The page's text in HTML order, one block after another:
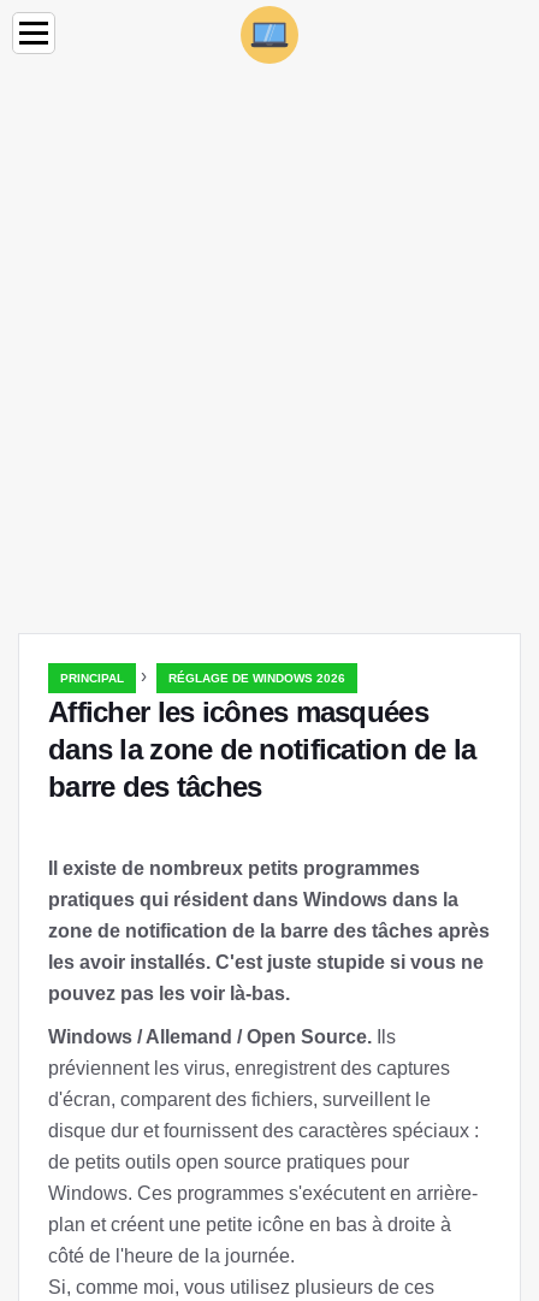
PRINCIPAL › RÉGLAGE DE WINDOWS 2026
Afficher les icônes masquées
dans la zone de notification de la
barre des tâches
Il existe de nombreux petits programmes
pratiques qui résident dans Windows dans la
zone de notification de la barre des tâches après
les avoir installés. C'est juste stupide si vous ne
pouvez pas les voir là-bas.
Windows / Allemand / Open Source. Ils
préviennent les virus, enregistrent des captures
d'écran, comparent des fichiers, surveillent le
disque dur et fournissent des caractères spéciaux :
de petits outils open source pratiques pour
Windows. Ces programmes s'exécutent en arrière-
plan et créent une petite icône en bas à droite à
côté de l'heure de la journée.
Si, comme moi, vous utilisez plusieurs de ces